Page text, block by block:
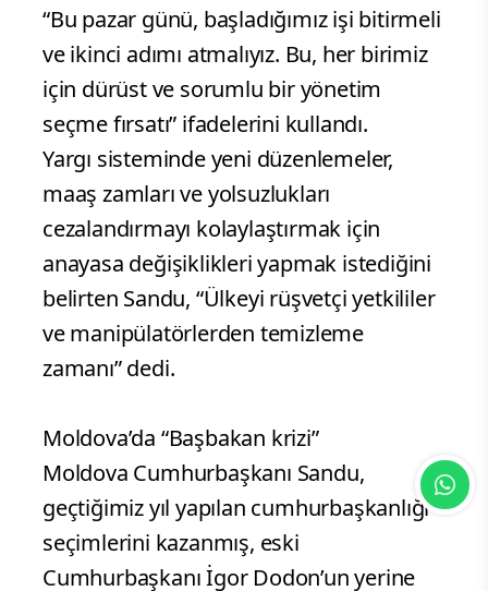
“Bu pazar günü, başladığımız işi bitirmeli
ve ikinci adımı atmalıyız. Bu, her birimiz
için dürüst ve sorumlu bir yönetim
seçme fırsatı” ifadelerini kullandı.
Yargı sisteminde yeni düzenlemeler,
maaş zamları ve yolsuzlukları
cezalandırmayı kolaylaştırmak için
anayasa değişiklikleri yapmak istediğini
belirten Sandu, “Ülkeyi rüşvetçi yetkililer
ve manipülatörlerden temizleme
zamanı” dedi.
Moldova’da “Başbakan krizi”
Moldova Cumhurbaşkanı Sandu,
geçtiğimiz yıl yapılan cumhurbaşkanlığı
seçimlerini kazanmış, eski
Cumhurbaşkanı İgor Dodon’un yerine